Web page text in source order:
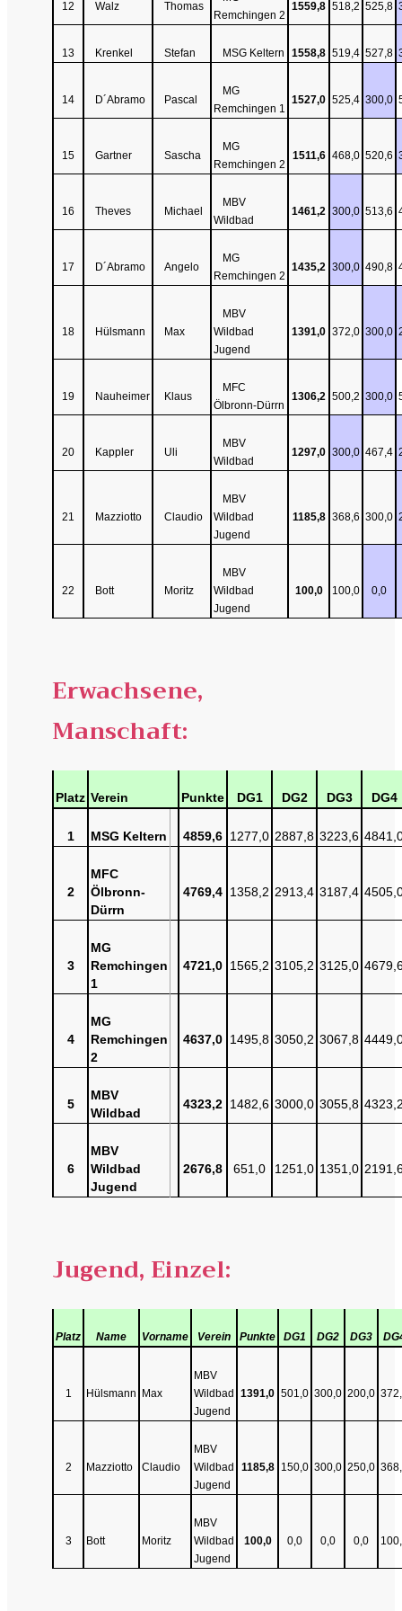
12 Walz Thomas
Remchingen 2
1559,8 518,2 525,8
13 Krenkel Stefan MSG Keltern 1558,8 519,4 527,8
14 D´Abramo Pascal
MG
Remchingen 1
1527,0 525,4 300,0
15 Gartner Sascha
MG
Remchingen 2
1511,6 468,0 520,6
16 Theves Michael
MBV
Wildbad
1461,2 300,0 513,6
17 D´Abramo Angelo
MG
Remchingen 2
1435,2 300,0 490,8
18 Hülsmann Max
MBV
Wildbad
Jugend
1391,0 372,0 300,0
19 Nauheimer Klaus
MFC
Ölbronn-Dürrn
1306,2 500,2 300,0
20 Kappler Uli
MBV
Wildbad
1297,0 300,0 467,4
21 Mazziotto Claudio
MBV
Wildbad
Jugend
1185,8 368,6 300,0
22 Bott Moritz
MBV
Wildbad
Jugend
100,0 100,0 0,0
Erwachsene,
Manschaft:
Platz Verein Punkte DG1 DG2 DG3 DG4
1 MSG Keltern 4859,6 1277,0 2887,8 3223,6
2
MFC
Ölbronn-
Dürrn
4769,4 1358,2 2913,4 3187,4
3
MG
Remchingen
1
4721,0 1565,2 3105,2 3125,0
4
MG
Remchingen
2
4637,0 1495,8 3050,2 3067,8
5
MBV
Wildbad
4323,2 1482,6 3000,0 3055,8
6
MBV
Wildbad
Jugend
2676,8 651,0 1251,0 1351,0
Jugend, Einzel:
Platz Name Vorname Verein Punkte DG1 DG2 DG3
1 Hülsmann Max
MBV
Wildbad
Jugend
1391,0 501,0 300,0 200,0
2 Mazziotto Claudio
MBV
Wildbad
Jugend
1185,8 150,0 300,0 250,0
3 Bott Moritz
MBV
Wildbad
Jugend
100,0 0,0 0,0 0,0